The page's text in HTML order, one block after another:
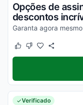
Opções de
descontos
Este cupom funcionou
Este cupom não
Verificado